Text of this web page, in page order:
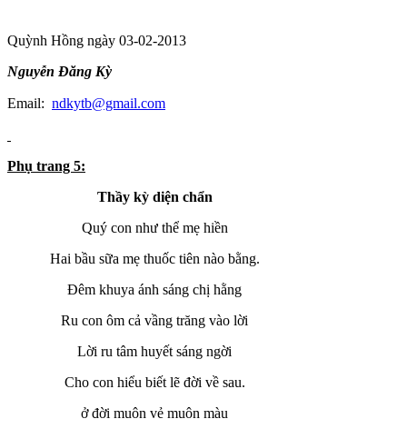
Quỳnh Hồng ngày 03-02-2013
Nguyễn Đăng Kỳ
Email: ndkytb@gmail.com
Phụ trang 5:
Thầy kỳ diện chẩn
Quý con như thể mẹ hiền
Hai bầu sữa mẹ thuốc tiên nào bằng.
Đêm khuya ánh sáng chị hằng
Ru con ôm cả vầng trăng vào lời
Lời ru tâm huyết sáng ngời
Cho con hiểu biết lẽ đời về sau.
ở đời muôn vẻ muôn màu